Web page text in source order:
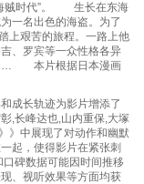
第96集
第100集
第108集
第112集
海贼时代”。 生长在东海
一名出色的海盗。为了
上艰苦的旅程。一路上他
、罗宾等一众性格各异
…… 本片根据日本漫画
成长轨迹为影片增添了
,长峰达也,山内重保,大塚
》中展现了对动作和幽默
起，使得影片在紧张刺
碑数据可能因时间推移
、视听效果等方面均获